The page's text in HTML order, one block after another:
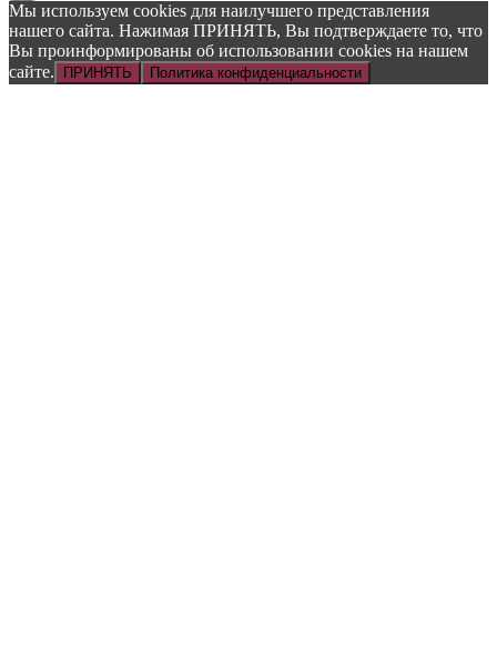
Мы используем cookies для наилучшего представления
нашего сайта. Нажимая ПРИНЯТЬ, Вы подтверждаете то, что
Вы проинформированы об использовании cookies на нашем
сайте.
ПРИНЯТЬ Политика конфиденциальности